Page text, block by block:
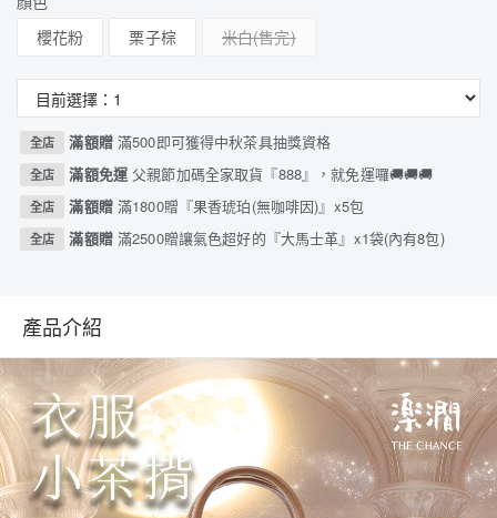
櫻花粉
栗子棕 米白
全店 滿額贈 滿500即可獲得中秋茶具抽獎資格
全店 滿額免運 父親節加碼全家取貨『888』，就免運囉🚚🚚🚚
全店 滿額贈 滿1800贈『果香琥珀(無咖啡因)』x5包
全店 滿額贈 滿2500贈讓氣色超好的『大馬士革』x1袋(內有8包)
產品介紹